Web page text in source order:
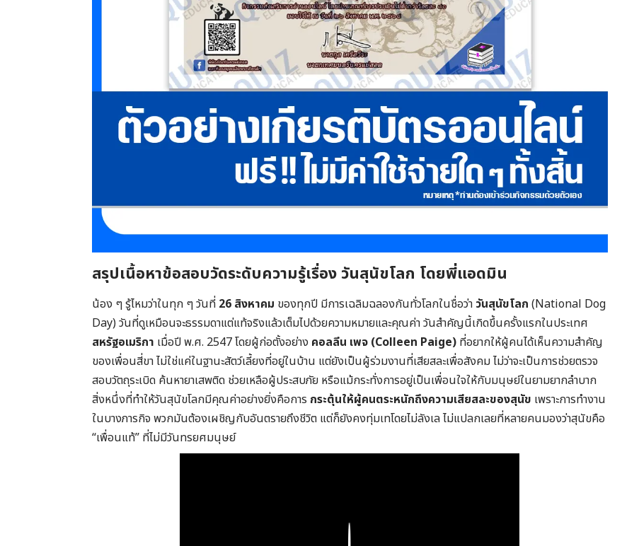
สรุปเนื้อหาข้อสอบวัดระดับความรู้เรื่อง วันสุนัขโลก โดยพี่แอดมิน
น้อง ๆ รู้ไหมว่าในทุก ๆ วันที่ 26 สิงหาคม ของทุกปี มีการเฉลิมฉลองกันทั่วโลกในชื่อว่า วันสุนัขโลก (National Dog
Day) วันที่ดูเหมือนจะธรรมดาแต่แท้จริงแล้วเต็มไปด้วยความหมายและคุณค่า วันสำคัญนี้เกิดขึ้นครั้งแรกในประเทศ
สหรัฐอเมริกา เมื่อปี พ.ศ. 2547 โดยผู้ก่อตั้งอย่าง คอลลีน เพจ (Colleen Paige) ที่อยากให้ผู้คนได้เห็นความสำคัญ
ของเพื่อนสี่ขา ไม่ใช่แค่ในฐานะสัตว์เลี้ยงที่อยู่ในบ้าน แต่ยังเป็นผู้ร่วมงานที่เสียสละเพื่อสังคม ไม่ว่าจะเป็นการช่วยตรวจ
สอบวัตถุระเบิด ค้นหายาเสพติด ช่วยเหลือผู้ประสบภัย หรือแม้กระทั่งการอยู่เป็นเพื่อนใจให้กับมนุษย์ในยามยากลำบาก
สิ่งหนึ่งที่ทำให้วันสุนัขโลกมีคุณค่าอย่างยิ่งคือการ กระตุ้นให้ผู้คนตระหนักถึงความเสียสละของสุนัข เพราะการทำงาน
ในบางภารกิจ พวกมันต้องเผชิญกับอันตรายถึงชีวิต แต่ก็ยังคงทุ่มเทโดยไม่ลังเล ไม่แปลกเลยที่หลายคนมองว่าสุนัขคือ
“เพื่อนแท้” ที่ไม่มีวันทรยศมนุษย์